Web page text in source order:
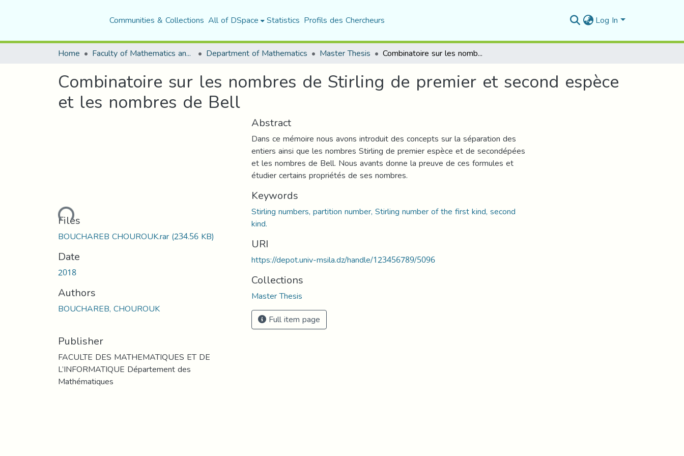
Communities & Collections All of DSpace Statistics Profils des Chercheurs Log In
Home Faculty of Mathematics and Computer Science Department of Mathematics Master Thesis Combinatoire sur les nombres de Stirling de premier et second espèce et les nombres de Bell
Combinatoire sur les nombres de Stirling de premier et second espèce
et les nombres de Bell
Loading...
Files
BOUCHAREB CHOUROUK.rar(234.56 KB)
Date
2018
Authors
BOUCHAREB, CHOUROUK
Publisher
FACULTE DES MATHEMATIQUES ET DE
L’INFORMATIQUE Département des
Mathématiques
Abstract
Dans ce mémoire nous avons introduit des concepts sur la séparation des
entiers ainsi que les nombres Stirling de premier espèce et de secondépées
et les nombres de Bell. Nous avants donne la preuve de ces formules et
étudier certains propriétés de ses nombres.
Keywords
Stirling numbers, partition number, Stirling number of the first kind, second
kind.
URI
https://depot.univ-msila.dz/handle/123456789/5096
Collections
Master Thesis
Full item page